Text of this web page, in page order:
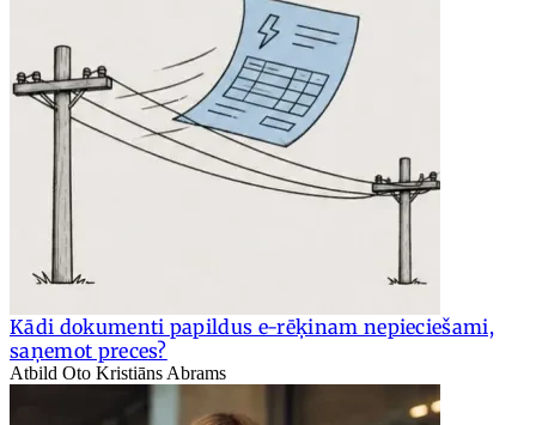
Kādi dokumenti papildus e-rēķinam nepieciešami,
saņemot preces?
Atbild Oto Kristiāns Abrams